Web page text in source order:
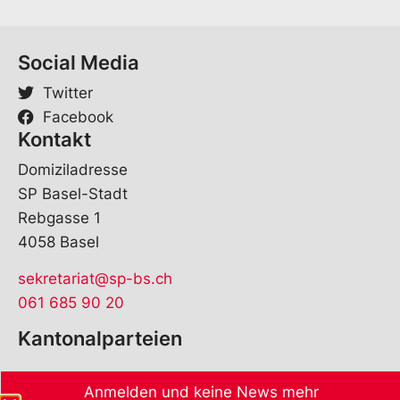
Social Media
Twitter
Facebook
Kontakt
Domiziladresse
SP Basel-Stadt
Rebgasse 1
4058 Basel
sekretariat@sp-bs.ch
061 685 90 20
Kantonalparteien
Anmelden und keine News mehr